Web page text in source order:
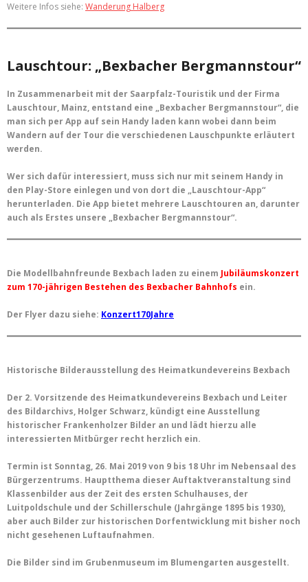
Weitere Infos siehe: Wanderung Halberg
Lauschtour: „Bexbacher Bergmannstour“
In Zusammenarbeit mit der Saarpfalz-Touristik und der Firma
Lauschtour, Mainz, entstand eine „Bexbacher Bergmannstour“, die
man sich per App auf sein Handy laden kann wobei dann beim
Wandern auf der Tour die verschiedenen Lauschpunkte erläutert
werden.
Wer sich dafür interessiert, muss sich nur mit seinem Handy in
den Play-Store einlegen und von dort die „Lauschtour-App“
herunterladen. Die App bietet mehrere Lauschtouren an, darunter
auch als Erstes unsere „Bexbacher Bergmannstour“.
Die Modellbahnfreunde Bexbach laden zu einem Jubiläumskonzert
zum 170-jährigen Bestehen des Bexbacher Bahnhofs ein.
Der Flyer dazu siehe: Konzert170Jahre
Historische Bilderausstellung des Heimatkundevereins Bexbach
Der 2. Vorsitzende des Heimatkundevereins Bexbach und Leiter
des Bildarchivs, Holger Schwarz, kündigt eine Ausstellung
historischer Frankenholzer Bilder an und lädt hierzu alle
interessierten Mitbürger recht herzlich ein.
Termin ist Sonntag, 26. Mai 2019 von 9 bis 18 Uhr im Nebensaal des
Bürgerzentrums. Hauptthema dieser Auftaktveranstaltung sind
Klassenbilder aus der Zeit des ersten Schulhauses, der
Luitpoldschule und der Schillerschule (Jahrgänge 1895 bis 1930),
aber auch Bilder zur historischen Dorfentwicklung mit bisher noch
nicht gesehenen Luftaufnahmen.
Die Bilder sind im Grubenmuseum im Blumengarten ausgestellt.